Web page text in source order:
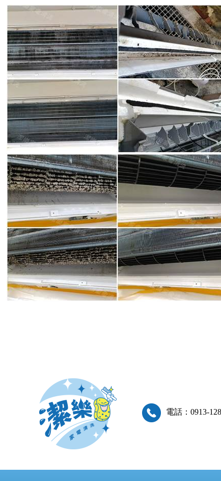
電話：0913-